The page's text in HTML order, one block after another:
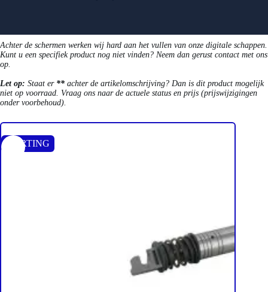
Achter de schermen werken wij hard aan het vullen van onze digitale schappen.
Kunt u een specifiek product nog niet vinden? Neem dan gerust contact met ons
op.
Let op: Staat er ** achter de artikelomschrijving? Dan is dit product mogelijk
niet op voorraad. Vraag ons naar de actuele status en prijs (prijswijzigingen
onder voorbehoud).
KORTING